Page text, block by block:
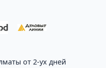
от 2-ух дней